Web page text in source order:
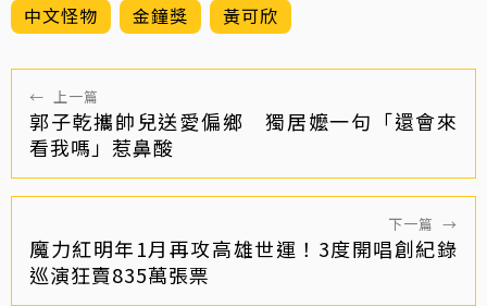
中文怪物 金鐘獎 黃可欣
← 上一篇
郭子乾攜帥兒送愛偏鄉 獨居嬤一句「還會來
看我嗎」惹鼻酸
下一篇 →
魔力紅明年1月再攻高雄世運！3度開唱創紀錄
巡演狂賣835萬張票